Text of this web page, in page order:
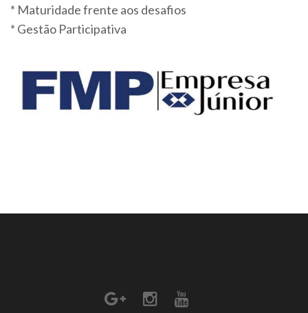
* Maturidade frente aos desafios
* Gestão Participativa